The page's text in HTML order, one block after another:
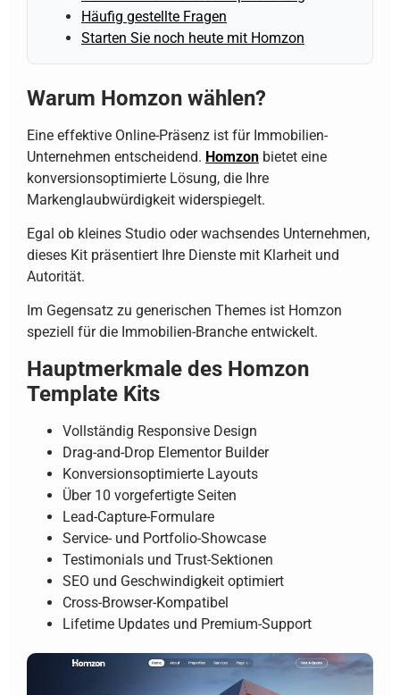
Häufig gestellte Fragen
Starten Sie noch heute mit Homzon
Warum Homzon wählen?
Eine effektive Online-Präsenz ist für Immobilien-
Unternehmen entscheidend. Homzon bietet eine
konversionsoptimierte Lösung, die Ihre
Markenglaubwürdigkeit widerspiegelt.
Egal ob kleines Studio oder wachsendes Unternehmen,
dieses Kit präsentiert Ihre Dienste mit Klarheit und
Autorität.
Im Gegensatz zu generischen Themes ist Homzon
speziell für die Immobilien-Branche entwickelt.
Hauptmerkmale des Homzon
Template Kits
Vollständig Responsive Design
Drag-and-Drop Elementor Builder
Konversionsoptimierte Layouts
Über 10 vorgefertigte Seiten
Lead-Capture-Formulare
Service- und Portfolio-Showcase
Testimonials und Trust-Sektionen
SEO und Geschwindigkeit optimiert
Cross-Browser-Kompatibel
Lifetime Updates und Premium-Support